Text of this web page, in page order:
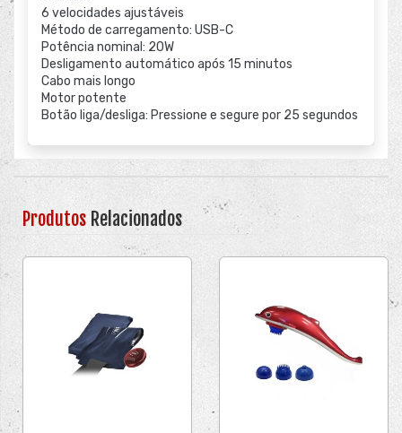
6 velocidades ajustáveis
Método de carregamento: USB-C
Potência nominal: 20W
Desligamento automático após 15 minutos
Cabo mais longo
Motor potente
Botão liga/desliga: Pressione e segure por 25 segundos
Produtos Relacionados